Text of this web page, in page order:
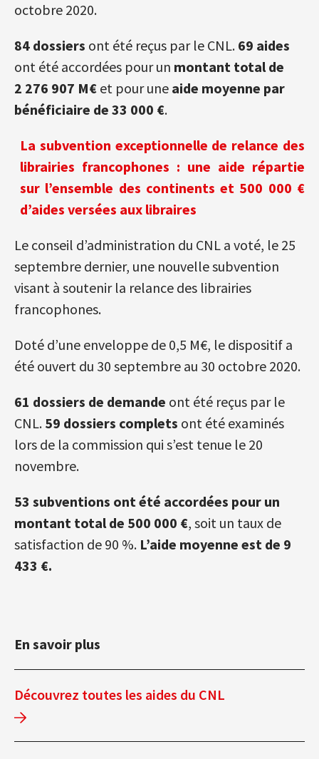
octobre 2020.
84 dossiers ont été reçus par le CNL. 69 aides
ont été accordées pour un montant total de
2 276 907 M€ et pour une aide moyenne par
bénéficiaire de 33 000 €.
La subvention exceptionnelle de relance des
librairies francophones : une aide répartie
sur l’ensemble des continents et 500 000 €
d’aides versées aux libraires
Le conseil d’administration du CNL a voté, le 25
septembre dernier, une nouvelle subvention
visant à soutenir la relance des librairies
francophones.
Doté d’une enveloppe de 0,5 M€, le dispositif a
été ouvert du 30 septembre au 30 octobre 2020.
61 dossiers de demande ont été reçus par le
CNL. 59 dossiers complets ont été examinés
lors de la commission qui s’est tenue le 20
novembre.
53 subventions ont été accordées pour un
montant total de 500 000 €, soit un taux de
satisfaction de 90 %. L’aide moyenne est de 9
433 €.
En savoir plus
Découvrez toutes les aides du CNL